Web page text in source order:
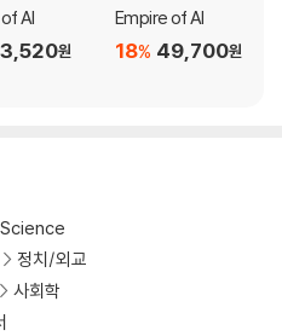
wages throughout t
spike in the need for ener
We have entered a new, o
access to those clo
the meteoric rise of OpenA
that this industry is having o
AI
원
Empire of AI
49,700원
18%
정치/외교
사회학